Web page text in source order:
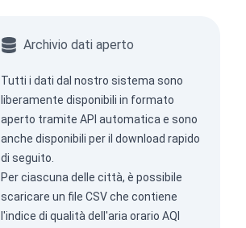
Archivio dati aperto
Tutti i dati dal nostro sistema sono
liberamente disponibili in formato
aperto tramite API automatica e sono
anche disponibili per il download rapido
di seguito.
Per ciascuna delle città, è possibile
scaricare un file CSV che contiene
l'indice di qualità dell'aria orario AQI